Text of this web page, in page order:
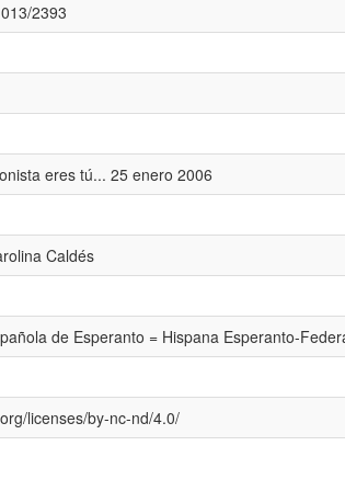
2393
eres tú... 25 enero 2006
Caldés
de Esperanto = Hispana Esperanto-
licenses/by-nc-nd/4.0/